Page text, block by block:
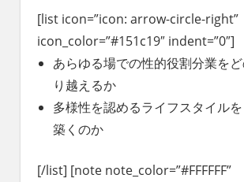
[list icon=”icon: arrow-circle-right”
icon_color=”#151c19″ indent=”0″]
あらゆる場での性的役割分業を
り越えるか
多様性を認めるライフスタイル
築くのか
[/list] [note note_color=”#FFFFFF”